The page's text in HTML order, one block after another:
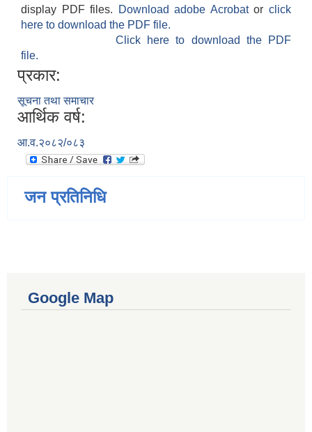
display PDF files.
Download adobe Acrobatorclick
here to download the PDF file.
Click here to download the PDF
file.
प्रकार:
सूचना तथा समाचार
आर्थिक वर्ष:
आ.व.२०८२/०८३
जन प्रतिनिधि
Google Map